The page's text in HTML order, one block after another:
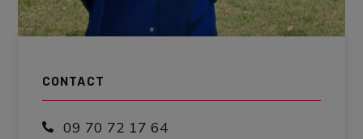
CONTACT
09 70 72 17 64